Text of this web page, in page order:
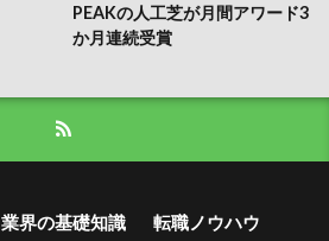
PEAKの人工芝が月間アワード3
か月連続受賞
業界の基礎知識
転職ノウハウ